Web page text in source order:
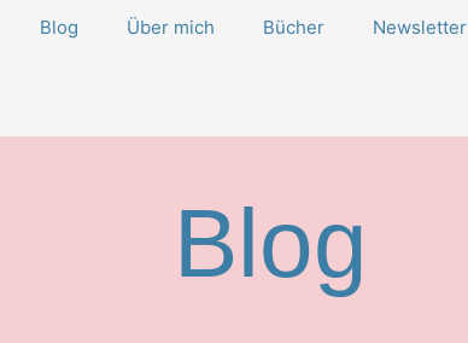
Blog Über mich Bücher Newsletter
Blog